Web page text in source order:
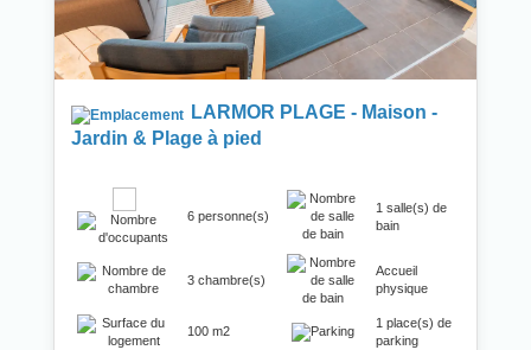
LARMOR PLAGE - Maison -
Jardin & Plage à pied
6 personne(s)
1 salle(s) de
bain
3 chambre(s)
Accueil
physique
100 m2
1 place(s) de
parking